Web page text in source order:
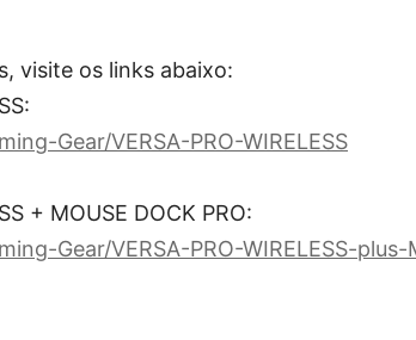
visite os links abaixo:
Gear/VERSA-PRO-WIRELESS
+ MOUSE DOCK PRO:
Gear/VERSA-PRO-WIRELESS-plus-